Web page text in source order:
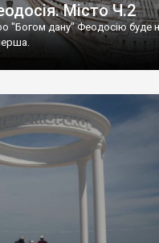
Місто Ч.2
"Богом дану" Феодосію буде